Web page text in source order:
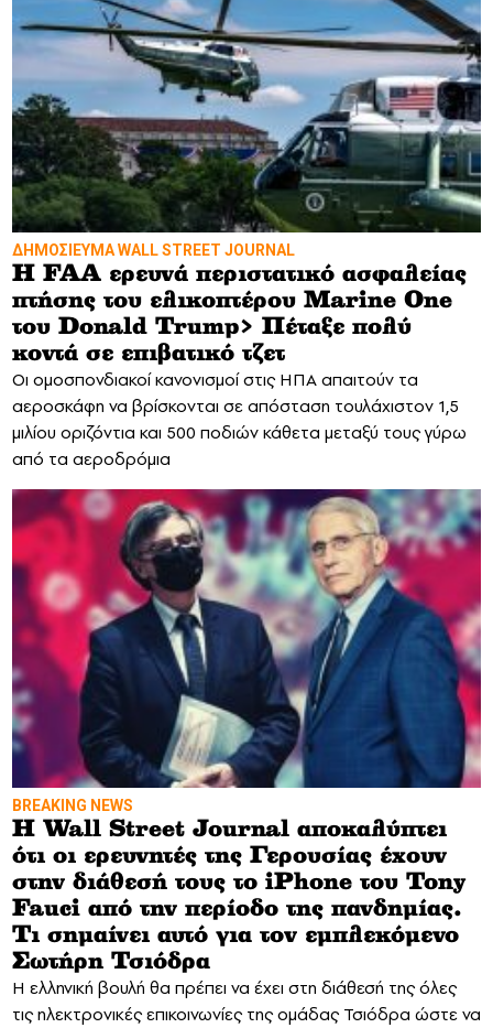
ΔΗΜΟΣΙΕΥΜΑ WALL STREET JOURNAL
Η FAA ερευνά περιστατικό ασφαλείας
πτήσης του ελικοπτέρου Marine One
του Donald Trump> Πέταξε πολύ
κοντά σε επιβατικό τζετ
Οι ομοσπονδιακοί κανονισμοί στις ΗΠΑ απαιτούν τα
αεροσκάφη να βρίσκονται σε απόσταση τουλάχιστον 1,5
μιλίου οριζόντια και 500 ποδιών κάθετα μεταξύ τους γύρω
από τα αεροδρόμια
BREAKING NEWS
H Wall Street Journal αποκαλύπτει
ότι οι ερευνητές της Γερουσίας έχουν
στην διάθεσή τους το iPhone του Tony
Fauci από την περίοδο της πανδημίας.
Τι σημαίνει αυτό για τον εμπλεκόμενο
Σωτήρη Τσιόδρα
Η ελληνική βουλή θα πρέπει να έχει στη διάθεσή της όλες
τις ηλεκτρονικές επικοινωνίες της ομάδας Τσιόδρα ώστε να